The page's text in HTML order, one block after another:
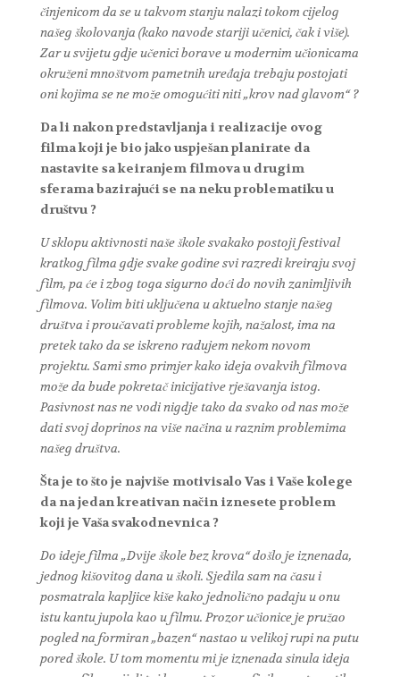
činjenicom da se u takvom stanju nalazi tokom cijelog
našeg školovanja (kako navode stariji učenici, čak i više).
Zar u svijetu gdje učenici borave u modernim učionicama
okruženi mnoštvom pametnih uređaja trebaju postojati
oni kojima se ne može omogućiti niti „krov nad glavom“ ?
Da li nakon predstavljanja i realizacije ovog
filma koji je bio jako uspješan planirate da
nastavite sa keiranjem filmova u drugim
sferama bazirajući se na neku problematiku u
društvu ?
U sklopu aktivnosti naše škole svakako postoji festival
kratkog filma gdje svake godine svi razredi kreiraju svoj
film, pa će i zbog toga sigurno doći do novih zanimljivih
filmova. Volim biti uključena u aktuelno stanje našeg
društva i proučavati probleme kojih, nažalost, ima na
pretek tako da se iskreno radujem nekom novom
projektu. Sami smo primjer kako ideja ovakvih filmova
može da bude pokretač inicijative rješavanja istog.
Pasivnost nas ne vodi nigdje tako da svako od nas može
dati svoj doprinos na više načina u raznim problemima
našeg društva.
Šta je to što je najviše motivisalo Vas i Vaše kolege
da na jedan kreativan način iznesete problem
koji je Vaša svakodnevnica ?
Do ideje filma „Dvije škole bez krova“ došlo je iznenada,
jednog kišovitog dana u školi. Sjedila sam na času i
posmatrala kapljice kiše kako jednolično padaju u onu
istu kantu jupola kao u filmu. Prozor učionice je pružao
pogled na formiran „bazen“ nastao u velikoj rupi na putu
pored škole. U tom momentu mi je iznenada sinula ideja